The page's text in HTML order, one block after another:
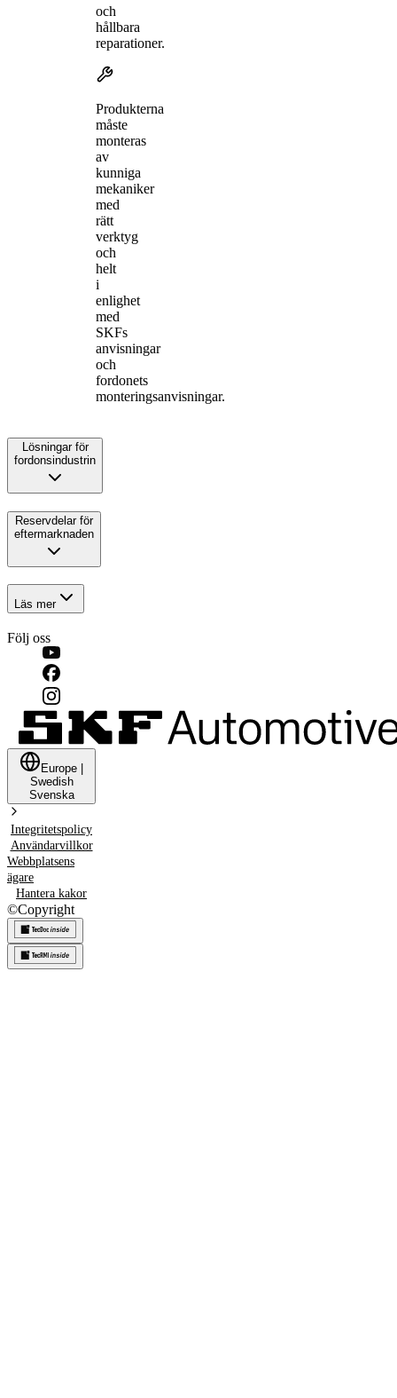
och
hållbara
reparationer.
Produkterna
måste
monteras
av
kunniga
mekaniker
med
rätt
verktyg
och
helt
i
enlighet
med
SKFs
anvisningar
och
fordonets
monteringsanvisningar.
Lösningar för
fordonsindustrin
Reservdelar för
eftermarknaden
Läs mer
Följ oss
Europe
Swedish
Svenska
Integritetspolicy
Användarvillkor
Webbplatsens
ägare
Hantera kakor
©Copyright